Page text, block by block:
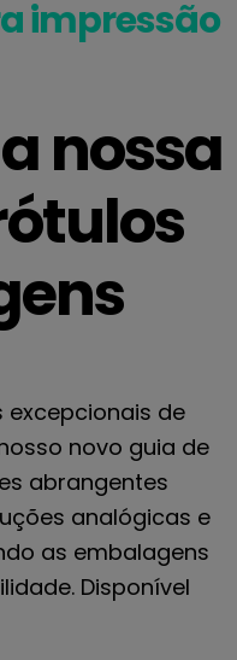
impressão
nossa
excepcionais de
novo guia de
abrangentes
analógicas e
as embalagens
Disponível